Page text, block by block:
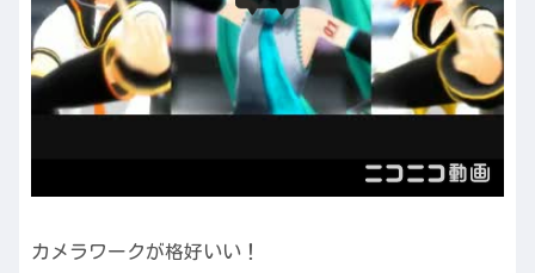
カメラワークが格好いい！